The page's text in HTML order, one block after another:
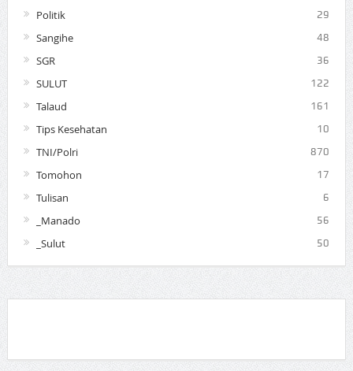
Politik 29
Sangihe 48
SGR 36
SULUT 122
Talaud 161
Tips Kesehatan 10
TNI/Polri 870
Tomohon 17
Tulisan 6
_Manado 56
_Sulut 50